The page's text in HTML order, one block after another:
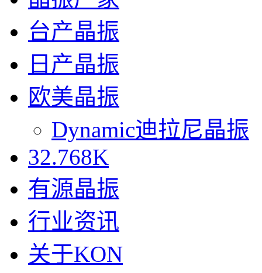
台产晶振
日产晶振
欧美晶振
Dynamic迪拉尼晶振
32.768K
有源晶振
行业资讯
关于KON